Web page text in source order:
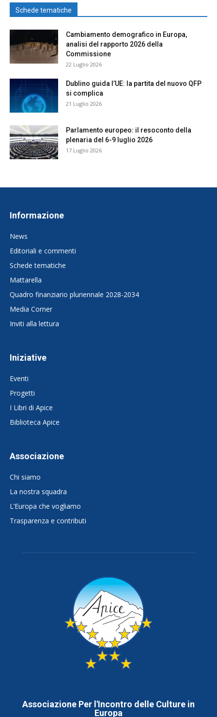
Schede tematiche
Cambiamento demografico in Europa,
analisi del rapporto 2026 della
Commissione
22 Luglio 2026
Dublino guida l’UE: la partita del nuovo QFP
si complica
21 Luglio 2026
Parlamento europeo: il resoconto della
plenaria del 6-9 luglio 2026
17 Luglio 2026
Informazione
News
Editoriali e commenti
Schede tematiche
Mattarella
Quadro finanziario pluriennale 2028-2034
Media Corner
Inviti alla lettura
Iniziative
Eventi
Progetti
I Libri di Apice
Biblioteca Apice
Associazione
Chi siamo
La nostra squadra
L’Europa che vogliamo
Trasparenza e contributi
Associazione Per l'Incontro delle Culture in
Europa